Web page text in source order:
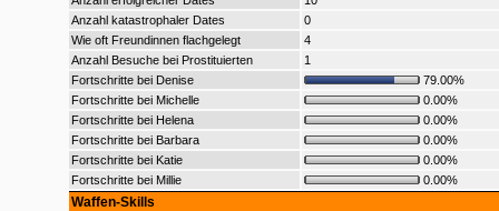
Anzahl katastrophaler Dates
0
Wie oft Freundinnen flachgelegt
4
Anzahl Besuche bei Prostituierten
1
Fortschritte bei Denise
79.00%
Fortschritte bei Michelle
0.00%
Fortschritte bei Helena
0.00%
Fortschritte bei Barbara
0.00%
Fortschritte bei Katie
0.00%
Fortschritte bei Millie
0.00%
Waffen-Skills